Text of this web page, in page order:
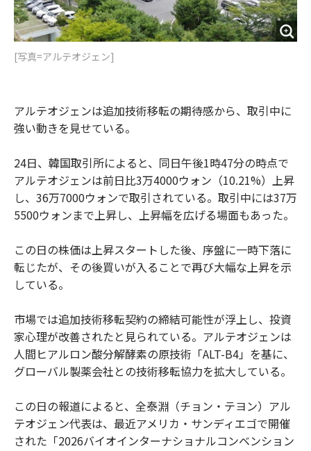
[写真=アルテオジェン]
アルテオジェンは追加技術移転の期待感から、取引中に
強い動きを見せている。
24日、韓国取引所によると、同日午後1時47分の時点で
アルテオジェンは前日比3万4000ウォン（10.21%）上昇
し、36万7000ウォンで取引されている。取引中には37万
5500ウォンまで上昇し、上昇幅を広げる場面もあった。
この日の株価は上昇スタートした後、序盤に一時下落に
転じたが、その後買いが入ることで再び大幅な上昇を示
している。
市場では追加技術移転契約の締結可能性が浮上し、投資
家心理が改善されたと見られている。アルテオジェンは
人間ヒアルロン酸分解酵素の原技術「ALT-B4」を基に、
グローバル製薬会社との技術移転協力を拡大している。
この日の報道によると、全泰淵（チョン・テヨン）アル
テオジェン代表は、最近アメリカ・サンディエゴで開催
された「2026バイオインターナショナルコンベンション